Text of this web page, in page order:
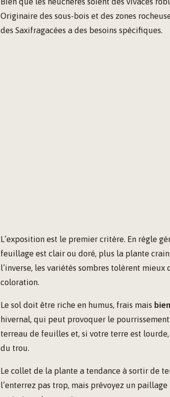
Originaire des sous-bois et des zones
des Saxifragacées a des besoins spécifiques.
L’exposition est le premier critère. En règle
feuillage est clair ou doré, plus la plante
l’inverse, les variétés sombres tolèrent
coloration.
Le sol doit être riche en humus, frais mais
hivernal, qui peut provoquer le
terreau de feuilles et, si votre terre est
du trou.
Le collet de la plante a tendance à sortir de
l’enterrez pas trop, mais prévoyez un